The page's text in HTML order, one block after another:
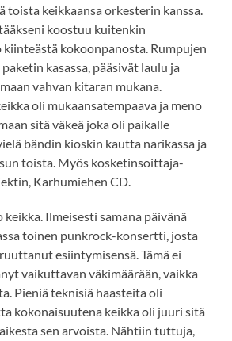
toista keikkaansa orkesterin kanssa.
koostuu kuitenkin
kiinteästä kokoonpanosta. Rumpujen
kasassa, pääsivät laulu ja
vahvan kitaran mukana.
oli mukaansatempaava ja meno
sitä väkeä joka oli paikalle
bändin kioskin kautta narikassa ja
toista. Myös kosketinsoittaja-
Karhumiehen CD.
keikka. Ilmeisesti samana päivänä
toinen punkrock-konsertti, josta
esiintymisensä. Tämä ei
vaikuttavan väkimäärään, vaikka
Pieniä teknisiä haasteita oli
kokonaisuutena keikka oli juuri sitä
sen arvoista. Nähtiin tuttuja,